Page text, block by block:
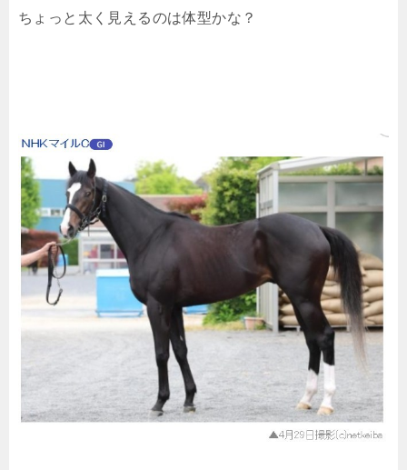
ちょっと太く見えるのは体型かな？